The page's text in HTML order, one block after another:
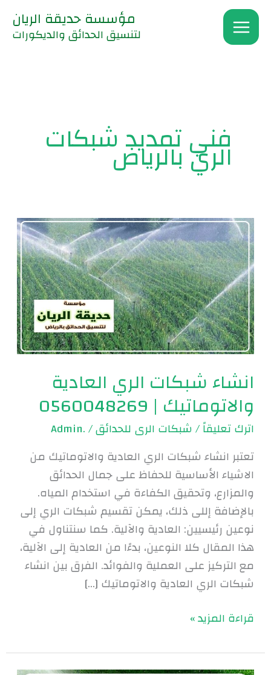
تخطي
المحتوى
مؤسسة حديقة الريان
لتنسيق الحدائق والديكورات
فني تمديد شبكات
الري بالرياض
انشاء شبكات الري العادية
والاتوماتيك | 0560048269
اترك تعليقاً/شبكات الرى للحدائق/
.Admin
تعتبر انشاء شبكات الري العادية والاتوماتيك من
الاشياء الأساسية للحفاظ على جمال الحدائق
والمزارع، وتحقيق الكفاءة في استخدام المياه.
بالإضافة إللى ذلك، يمكن تقسيم شبكات الري إلى
نوعين رئيسيين: العادية والآلية. كما سنتناول في
هذا المقال كلا النوعين، بدءًا من العادية إلى الآلية،
مع التركيز على العملية والفوائد. الفرق بين انشاء
شبكات الري العادية والاتوماتيك […]
انشاء
شبكات
الري
العادية
والاتوماتيك
|
0560048269
قراءة المزيد »